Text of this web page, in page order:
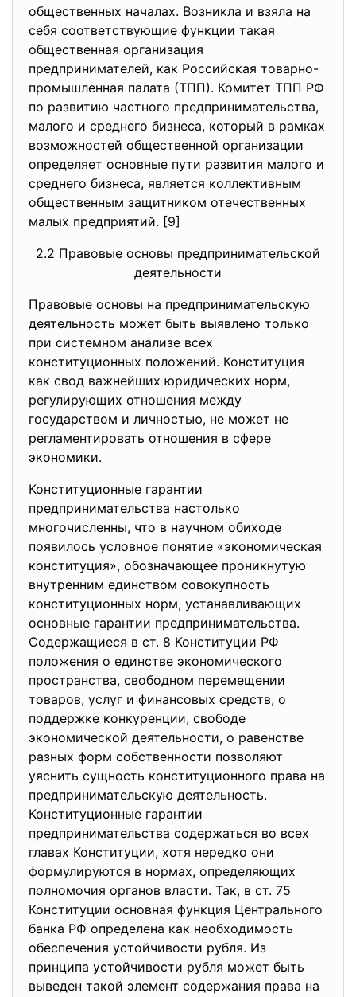
общественных началах. Возникла и взяла на
себя соответствующие функции такая
общественная организация
предпринимателей, как Российская товарно-
промышленная палата (ТПП). Комитет ТПП РФ
по развитию частного предпринимательства,
малого и среднего бизнеса, который в рамках
возможностей общественной организации
определяет основные пути развития малого и
среднего бизнеса, является коллективным
общественным защитником отечественных
малых предприятий. [9]
2.2 Правовые основы предпринимательской
деятельности
Правовые основы на предпринимательскую
деятельность может быть выявлено только
при системном анализе всех
конституционных положений. Конституция
как свод важнейших юридических норм,
регулирующих отношения между
государством и личностью, не может не
регламентировать отношения в сфере
экономики.
Конституционные гарантии
предпринимательства настолько
многочисленны, что в научном обиходе
появилось условное понятие «экономическая
конституция», обозначающее проникнутую
внутренним единством совокупность
конституционных норм, устанавливающих
основные гарантии предпринимательства.
Содержащиеся в ст. 8 Конституции РФ
положения о единстве экономического
пространства, свободном перемещении
товаров, услуг и финансовых средств, о
поддержке конкуренции, свободе
экономической деятельности, о равенстве
разных форм собственности позволяют
уяснить сущность конституционного права на
предпринимательскую деятельность.
Конституционные гарантии
предпринимательства содержаться во всех
главах Конституции, хотя нередко они
формулируются в нормах, определяющих
полномочия органов власти. Так, в ст. 75
Конституции основная функция Центрального
банка РФ определена как необходимость
обеспечения устойчивости рубля. Из
принципа устойчивости рубля может быть
выведен такой элемент содержания права на